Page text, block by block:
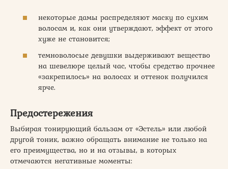
некоторые дамы распределяют маску по сухим
волосам и, как они утверждают, эффект от этого
хуже не становится;
темноволосые девушки выдерживают вещество
на шевелюре целый час, чтобы средство прочнее
«закрепилось» на волосах и оттенок получился
ярче.
Предостережения
Выбирая тонирующий бальзам от «Эстель» или любой
другой тоник, важно обращать внимание не только на
его преимущества, но и на отзывы, в которых
отмечаются негативные моменты: